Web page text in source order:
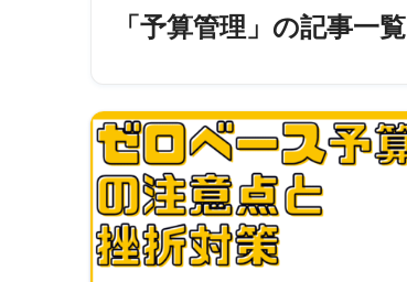
「予算管理」の記事一覧